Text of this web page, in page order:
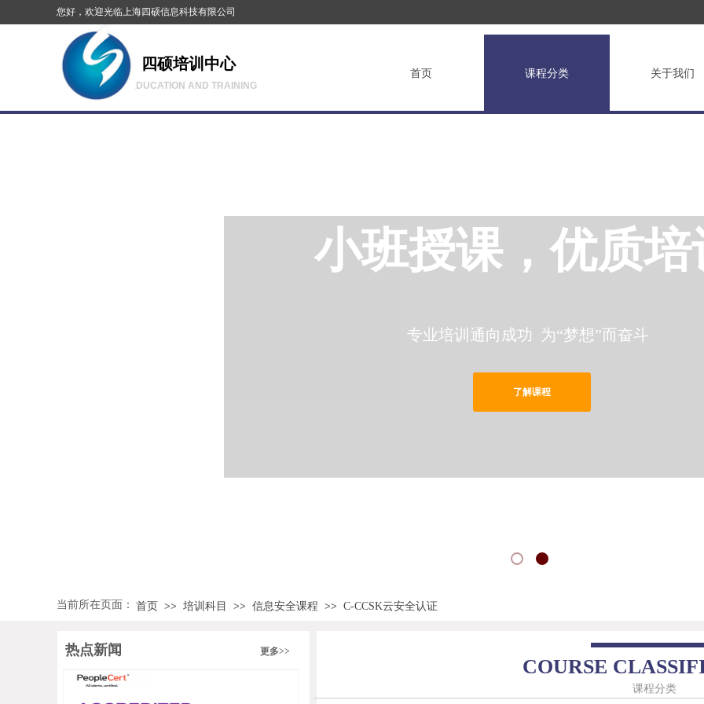
您好，欢迎光临上海四硕信息科技有限公司
首页 课程分类 关于我们
四硕培训中心
EDUCATION AND TRAINING
小班授课，优质培
专业培训通向成功 为“梦想”而奋斗
了解课程
当前所在页面： 首页 >> 培训科目 >> 信息安全课程 >> C-CCSK云安全认证
更多>>
COURSE
课程分类
热点新闻